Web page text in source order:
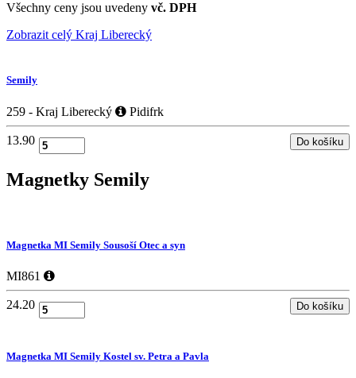
Všechny ceny jsou uvedeny vč. DPH
Zobrazit celý Kraj Liberecký
Semily
259 - Kraj Liberecký Pidifrk
13.90
Magnetky Semily
Magnetka MI Semily Sousoší Otec a syn
MI861
24.20
Magnetka MI Semily Kostel sv. Petra a Pavla